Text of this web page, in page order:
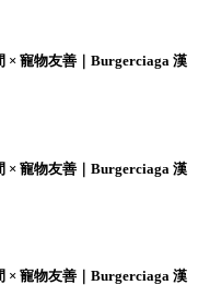
× 寵物友善｜Burgerciaga 漢
× 寵物友善｜Burgerciaga 漢
× 寵物友善｜Burgerciaga 漢